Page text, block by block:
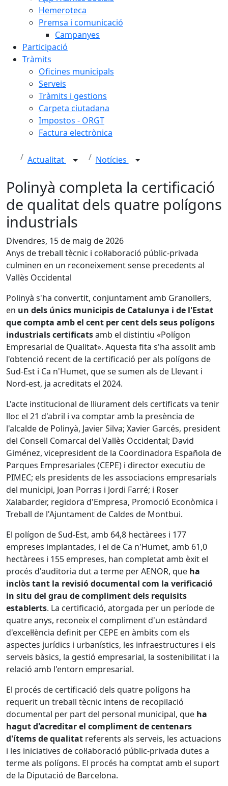
Hemeroteca
Premsa i comunicació
Campanyes
Participació
Tràmits
Oficines municipals
Serveis
Tràmits i gestions
Carpeta ciutadana
Impostos - ORGT
Factura electrònica
Actualitat Notícies
Polinyà completa la certificació
de qualitat dels quatre polígons
industrials
Divendres, 15 de maig de 2026
Anys de treball tècnic i col·laboració públic-privada
culminen en un reconeixement sense precedents al
Vallès Occidental
Polinyà s'ha convertit, conjuntament amb Granollers,
en un dels únics municipis de Catalunya i de l'Estat
que compta amb el cent per cent dels seus polígons
industrials certificatsamb el distintiu «Polígon
Empresarial de Qualitat». Aquesta fita s'ha assolit amb
l'obtenció recent de la certificació per als polígons de
Sud-Est i Ca n'Humet, que se sumen als de Llevant i
Nord-est, ja acreditats el 2024.
L'acte institucional de lliurament dels certificats va tenir
lloc el 21 d'abril i va comptar amb la presència de
l'alcalde de Polinyà, Javier Silva; Xavier Garcés, president
del Consell Comarcal del Vallès Occidental; David
Giménez, vicepresident de la Coordinadora Española de
Parques Empresariales (CEPE) i director executiu de
PIMEC; els presidents de les associacions empresarials
del municipi, Joan Porras i Jordi Farré; i Roser
Xalabarder, regidora d'Empresa, Promoció Econòmica i
Treball de l'Ajuntament de Caldes de Montbui.
El polígon de Sud-Est, amb 64,8 hectàrees i 177
empreses implantades, i el de Ca n'Humet, amb 61,0
hectàrees i 155 empreses, han completat amb èxit el
procés d'auditoria dut a terme per AENOR, que ha
inclòs tant la revisió documental com la verificació
in situ del grau de compliment dels requisits
establerts. La certificació, atorgada per un període de
quatre anys, reconeix el compliment d'un estàndard
d'excel·lència definit per CEPE en àmbits com els
aspectes jurídics i urbanístics, les infraestructures i els
serveis bàsics, la gestió empresarial, la sostenibilitat i la
relació amb l'entorn empresarial.
El procés de certificació dels quatre polígons ha
requerit un treball tècnic intens de recopilació
documental per part del personal municipal, que ha
hagut d'acreditar el compliment de centenars
d'ítems de qualitat referents als serveis, les actuacions
i les iniciatives de col·laboració públic-privada dutes a
terme als polígons. El procés ha comptat amb el suport
de la Diputació de Barcelona.